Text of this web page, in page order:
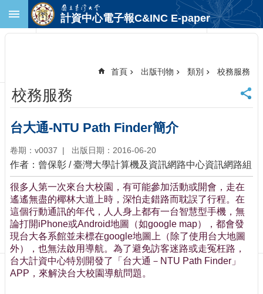
跳到主要內容區塊
首
頁
臺
大
首
頁
計
中
首
頁
聯
絡
資
訊
計資中心電子報C&INC E-paper
首頁 出版刊物 類別 校務服務
校務服務
台大通-NTU Path Finder簡介
卷期：v0037 出版日期：2016-06-20
作者：曾保彰 / 臺灣大學計算機及資訊網路中心資訊網路組
很多人第一次來台大校園，有可能參加活動或開會，走在
遙遙無盡的椰林大道上時，深怕走錯路而耽誤了行程。在
這個行動通訊的年代，人人身上都有一台智慧型手機，無
論打開iPhone或Android地圖（如google map），都會發
現台大各系館並未標在google地圖上（除了使用台大地圖
外），也無法啟用導航。為了避免訪客迷路或走冤枉路，
台大計資中心特別開發了「台大通－NTU Path Finder」
APP，來解決台大校園導航問題。